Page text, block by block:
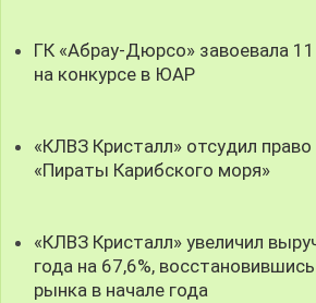
ГК «Абрау-Дюрсо» завоевала
на конкурсе в ЮАР
«КЛВЗ Кристалл» отсудил
«Пираты Карибского моря»
«КЛВЗ Кристалл» увеличил
года на 67,6%,
рынка в начале года